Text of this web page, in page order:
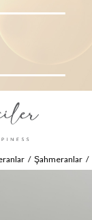
Şahmeranlar